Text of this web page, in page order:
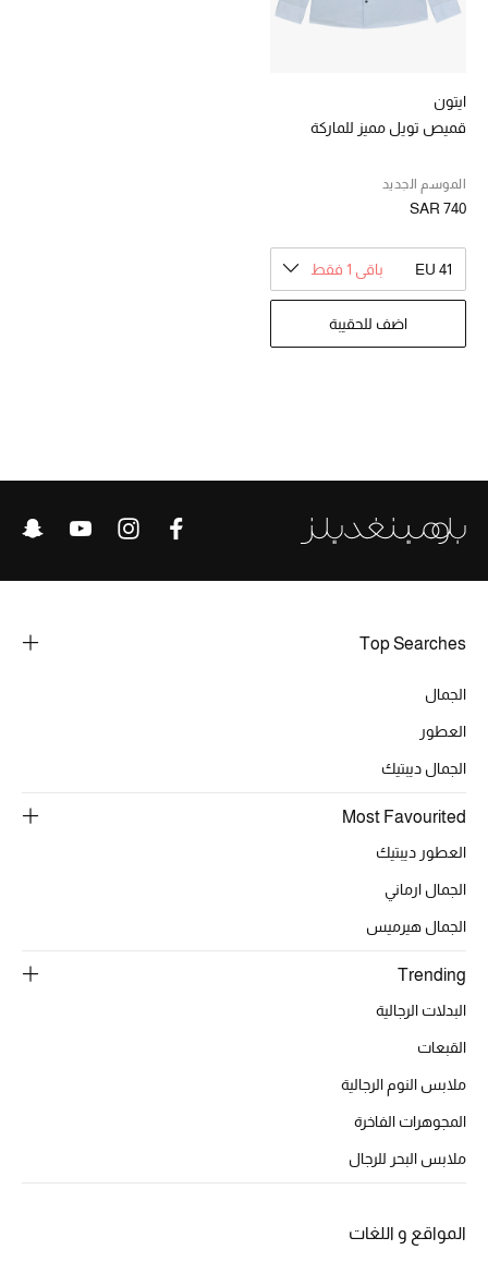
دليل ملتزمات الحقائب
دليل ملتزمات الحقائب
أبرز الحقائب
تسوقوا الحقائب
أحذية النسائية
تشكيلة الأحذية
أحذية للأطفال
أبرز المصممين
تشكيلة الأحذية
ايتون
قميص تويل مميز للماركة
الموسم الجديد
SAR 740
EU 41 باقي 1 فقط
اضف للحقيبة
Top Searches
الجمال
العطور
الجمال ديبتيك
Most Favourited
العطور ديبتيك
الجمال ارماني
الجمال هيرميس
Trending
البدلات الرجالية
القبعات
ملابس النوم الرجالية
المجوهرات الفاخرة
ملابس البحر للرجال
المواقع و اللغات